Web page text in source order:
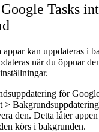
Tasks
kan uppdateras i
när du öppnar
för
>
den. Detta låter
körs i bakgrunden.